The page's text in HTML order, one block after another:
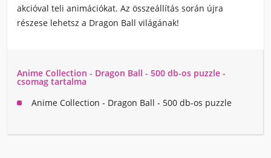
akcióval teli animációkat. Az összeállítás során újra
részese lehetsz a Dragon Ball világának!
Anime Collection - Dragon Ball - 500 db-os puzzle -
csomag tartalma
Anime Collection - Dragon Ball - 500 db-os puzzle